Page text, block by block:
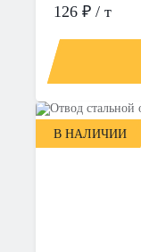
126 ₽ / т
В НАЛИЧИИ